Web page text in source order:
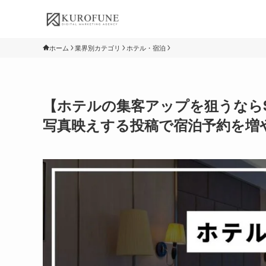
ホーム 業界別カテゴリ ホテル・宿泊
【ホテルの集客アップを狙うな
写真映えする投稿で宿泊予約を増